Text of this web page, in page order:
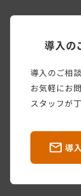
導入の
導入のご相
お気軽にお
スタッフが
導